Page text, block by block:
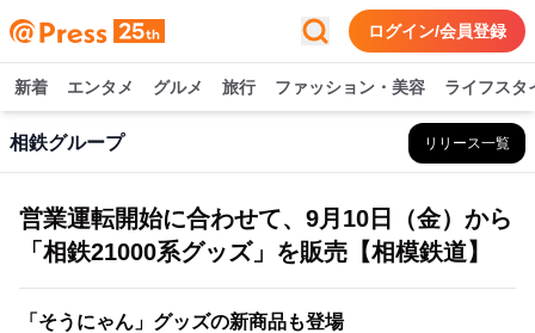
ログイン/会員登録
新着 エンタメ グルメ 旅行 ファッション・美容 ライフスタ
相鉄グループ リリース一覧
営業運転開始に合わせて、9月10日（金）から
「相鉄21000系グッズ」を販売【相模鉄道】
「そうにゃん」グッズの新商品も登場